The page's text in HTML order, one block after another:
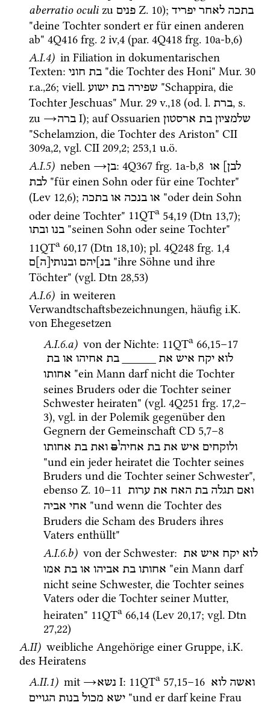
aberratio oculi zu פנים Z. 10); בתכה לאחר יפריד
"deine Tochter sondert er für einen anderen
ab" 4Q416 frg. 2 iv,4 (par. 4Q418 frg. 10a-b,6)
A.I.4) in Filiation in dokumentarischen
Texten: בת חוני "die Tochter des Honi" Mur. 30
r.a.,26; viell. שפירה בת ישוע
"Schappira, die
Tochter Jeschuas" Mur. 29 v.,18 (od. l. ברת, s.
zu →ברה ‎ I); auf Ossuarien שלמציון בת ארסטון
"Schelamzion, die Tochter des Ariston" CII
309a,2, vgl. CII 209,2; 253,1 u.ö.
A.I.5) neben →בן: 4Q367 frg. 1a-b,8 לבן]
או
לבת "für einen Sohn oder für eine Tochter"
(Lev 12,6); או בנכה או בתכה
"oder dein Sohn
oder deine Tochter" 11QTa 54,19 (Dtn 13,7
בנו ובתו
11QTa 60,17 (Dtn 18,10); pl. 4Q248 frg. 1,4
בנ]יהם ובנותי[ה]ם
"ihre Söhne und ihre
Töchter" (vgl. Dtn 28,53)
A.I.6) in weiteren
Verwandtschaftsbezeichnungen, häufig i.K.
von Ehegesetzen
A.I.6.a) von der Nichte: 11QTa 66,15–17
לוא יקח איש את בת אחיהו או בת
אחותו "ein Mann darf nicht die Tochter
seines Bruders oder die Tochter seiner
Schwester heiraten" (vgl. 4Q251 frg. 17,2–
3), vgl. in der Polemik gegenüber den
Gegnern der Gemeinschaft CD 5,7–8
ולוקחים איש את בת אחיהום ואת בת אחותו
"und ein jeder heiratet die Tochter seines
Bruders und die Tochter seiner Schwester",
ebenso Z. 10–11 ואם תגלה בת האח את ערות
אחי אביה
"und wenn die Tochter des
Bruders die Scham des Bruders ihres
Vaters enthüllt"
A.I.6.b) von der Schwester: לוא יקח איש את
אחותו בת אביהו או בת אמו
"ein Mann darf
nicht seine Schwester, die Tochter seines
Vaters oder die Tochter seiner Mutter,
heiraten" 11QTa 66,14 (Lev 20,17; vgl. Dtn
27,22)
A.II) weibliche Angehörige einer Gruppe, i.K.
des Heiratens
A.II.1) mit →נשא ‎ I: 11QTa 57,15–16 ואשה לוא
ישא מכול בנות הגויים
"und er darf keine Frau